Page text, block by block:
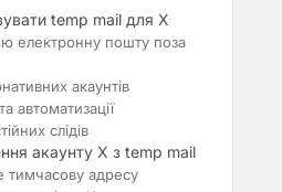
temp mail для X
електронну пошту поза
акаунтів
автоматизації
слідів
акаунту X з temp mail
тимчасову адресу